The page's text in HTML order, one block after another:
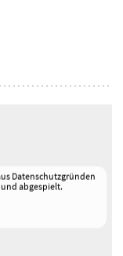
Datenschutzgründen
abgespielt.